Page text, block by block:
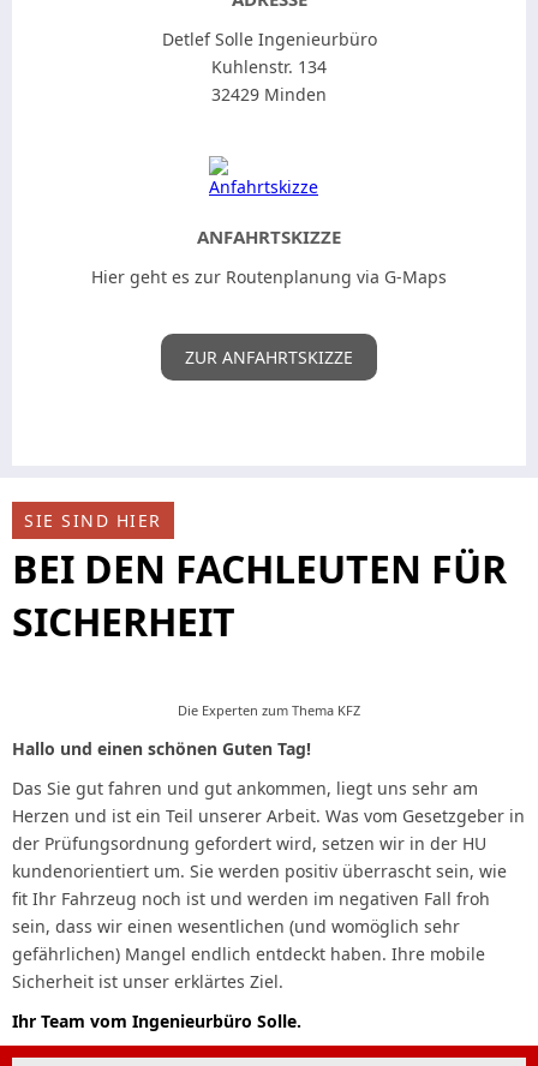
Detlef Solle Ingenieurbüro
Kuhlenstr. 134
32429 Minden
ANFAHRTSKIZZE
Hier geht es zur Routenplanung via G-Maps
ZUR ANFAHRTSKIZZE
SIE SIND HIER
BEI DEN FACHLEUTEN FÜR
SICHERHEIT
Die Experten zum Thema KFZ
Hallo und einen schönen Guten Tag!
Das Sie gut fahren und gut ankommen, liegt uns sehr am
Herzen und ist ein Teil unserer Arbeit. Was vom Gesetzgeber in
der Prüfungsordnung gefordert wird, setzen wir in der HU
kundenorientiert um. Sie werden positiv überrascht sein, wie
fit Ihr Fahrzeug noch ist und werden im negativen Fall froh
sein, dass wir einen wesentlichen (und womöglich sehr
gefährlichen) Mangel endlich entdeckt haben. Ihre mobile
Sicherheit ist unser erklärtes Ziel.
Ihr Team vom Ingenieurbüro Solle.